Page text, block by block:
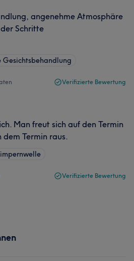
angenehme Atmosphäre
Schritte
Gesichtsbehandlung
Verifizierte Bewertung
Man freut sich auf den Termin
Termin raus.
Verifizierte Bewertung